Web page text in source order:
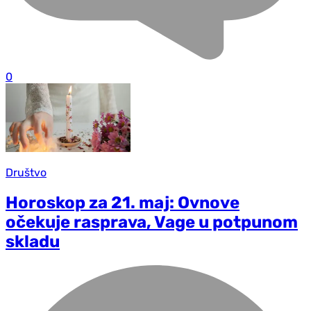
0
Društvo
Horoskop za 21. maj: Ovnove
očekuje rasprava, Vage u potpunom
skladu